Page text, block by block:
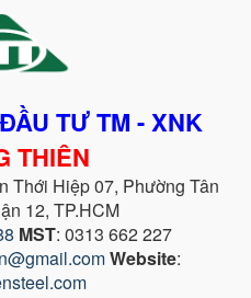
TƯ TM - XNK
THIÊN
Thới Hiệp 07, Phường Tân
12, TP.HCM
MST: 0313 662 227
Website: